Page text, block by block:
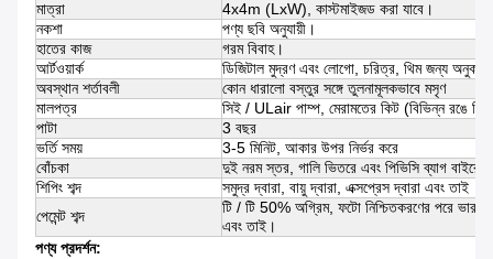
মাত্রা
4x4m (LxW), কাস্টমাইজড করা যাবে।
নকশা
পণ্য ছবি অনুযায়ী।
হাতের কাজ
গরম বিবাহ।
আর্টওয়ার্ক
ডিজিটাল মুদ্রণ এবং লোগো, চরিত্র, থিম জন্য অনুকরণ
অবস্থান শর্তাবলী
কোন ধারালো বস্তুর সঙ্গে তুলনামূলকভাবে মসৃণ
মালপত্র
সিই / ULair পাম্প, মেরামতের কিট (বিভিন্ন রঙে
পাটা
3 বছর
ভর্তি সময়
3-5 মিনিট, আকার উপর নির্ভর করে
বোঁচকা
দুই নরম স্তর, গালি ভিতরে এবং পিভিসি ব্যাগ বাইরে
শিপিং শব্দ
সমুদ্র দ্বারা, বায়ু দ্বারা, এক্সপ্রেস দ্বারা এবং তাই
পেমেন্ট শব্দ
টি / টি 50% অগ্রিম, ফটো নিশ্চিতকরণের পরে
এবং তাই।
পণ্য প্রদর্শন: